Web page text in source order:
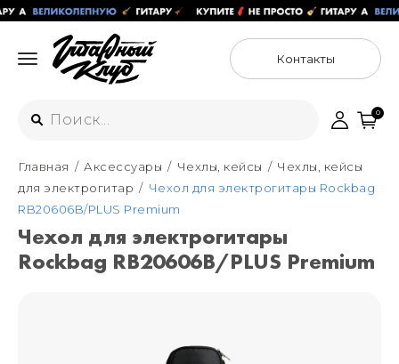
Контакты
Интернет-магазин
+7 (925) 125-54-44
Москва
+7 (925) 176-55-65
ул. Большая Новодмитровская 36с15,
Санкт-Петербург
+7 (925) 879-85-35
0
Главная Аксессуары Чехлы, кейсы
Чехлы, кейсы
для электрогитар
Чехол для электрогитары Rockbag
RB20606B/PLUS Premium
Чехол для электрогитары
Rockbag RB20606B/PLUS Premium